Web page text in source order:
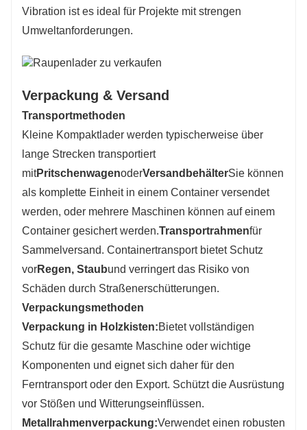
Vibration ist es ideal für Projekte mit strengen
Umweltanforderungen.
Verpackung & Versand
Transportmethoden
Kleine Kompaktlader werden typischerweise über
lange Strecken transportiert
mitPritschenwagenoderVersandbehälterSie können
als komplette Einheit in einem Container versendet
werden, oder mehrere Maschinen können auf einem
Container gesichert werden.Transportrahmenfür
Sammelversand. Containertransport bietet Schutz
vorRegen, Staubund verringert das Risiko von
Schäden durch Straßenerschütterungen.
Verpackungsmethoden
Verpackung in Holzkisten:Bietet vollständigen
Schutz für die gesamte Maschine oder wichtige
Komponenten und eignet sich daher für den
Ferntransport oder den Export. Schützt die Ausrüstung
vor Stößen und Witterungseinflüssen.
Metallrahmenverpackung:Verwendet einen robusten